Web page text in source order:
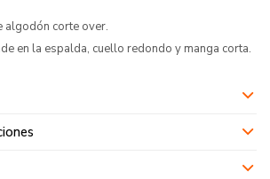
algodón corte over.
en la espalda, cuello redondo y manga corta.